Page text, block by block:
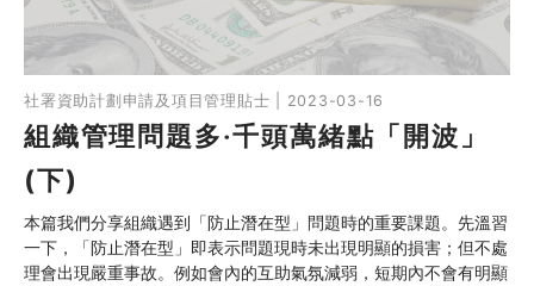
社署資助計劃申請及項目管理貼士 | 2023-03-16
組織管理問題多‧千頭萬緒點「開波」
(下)
本篇我們分享組織遇到「防止潛在型」問題時的重要課題。先溫習
一下，「防止潛在型」即表示問題現時未出現明顯的損害；但不處
理會出現嚴重事故。例如會內的互助氣氛減弱，短期內不會有明顯